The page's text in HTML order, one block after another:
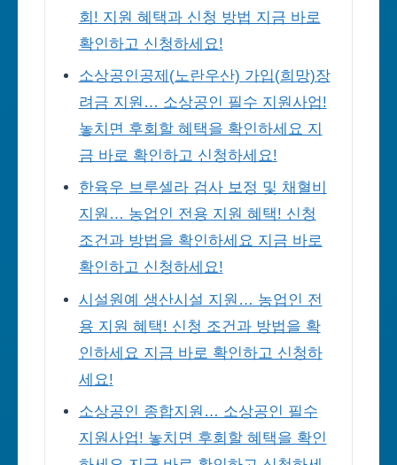
회! 지원 혜택과 신청 방법 지금 바로
확인하고 신청하세요!
소상공인공제(노란우산) 가입(희망)장
려금 지원… 소상공인 필수 지원사업!
놓치면 후회할 혜택을 확인하세요 지
금 바로 확인하고 신청하세요!
한육우 브루셀라 검사 보정 및 채혈비
지원… 농업인 전용 지원 혜택! 신청
조건과 방법을 확인하세요 지금 바로
확인하고 신청하세요!
시설원예 생산시설 지원… 농업인 전
용 지원 혜택! 신청 조건과 방법을 확
인하세요 지금 바로 확인하고 신청하
세요!
소상공인 종합지원… 소상공인 필수
지원사업! 놓치면 후회할 혜택을 확인